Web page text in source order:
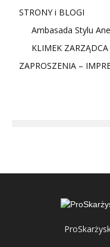
STRONY i BLOGI
Ambasada Stylu
KLIMEK
ZAPROSZENIA –